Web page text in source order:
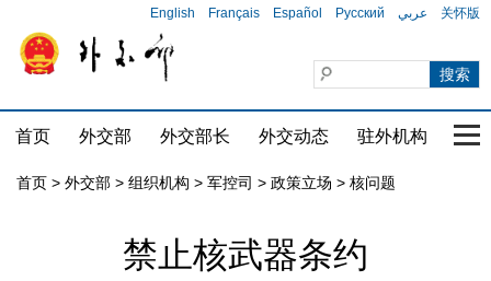
English Français Español Русский عربي 关怀版
首页 外交部 外交部长 外交动态 驻外机构 国
首页 > 外交部 > 组织机构 > 军控司 > 政策立场 > 核问题
禁止核武器条约